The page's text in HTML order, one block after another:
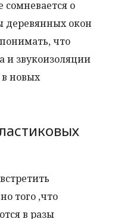
сомневается о
деревянных окон
что
и звукоизоляции
новых
того ,что
в разы